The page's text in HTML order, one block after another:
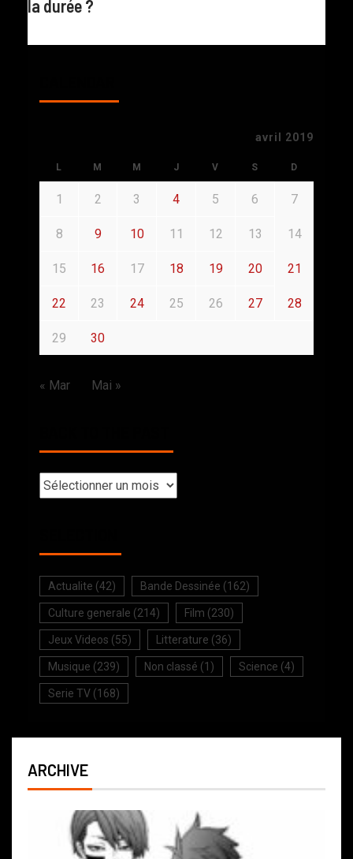
la durée ?
avril 2019
L M M J V S D
1 2 3 4 5 6 7
8 9 10 11 12 13 14
15 16 17 18 19 20 21
22 23 24 25 26 27 28
29 30
« Mar Mai »
Actualite (42) Bande Dessinée (162)
Culture generale (214) Film (230)
Jeux Videos (55) Litterature (36)
Musique (239) Non classé (1) Science (4)
Serie TV (168)
ARCHIVE